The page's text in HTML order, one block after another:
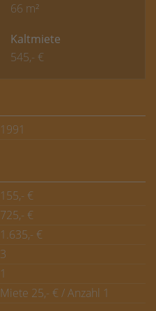
66 m²
Kaltmiete
545,- €
1991
155,- €
725,- €
1.635,- €
3
1
Miete 25,- € / Anzahl 1